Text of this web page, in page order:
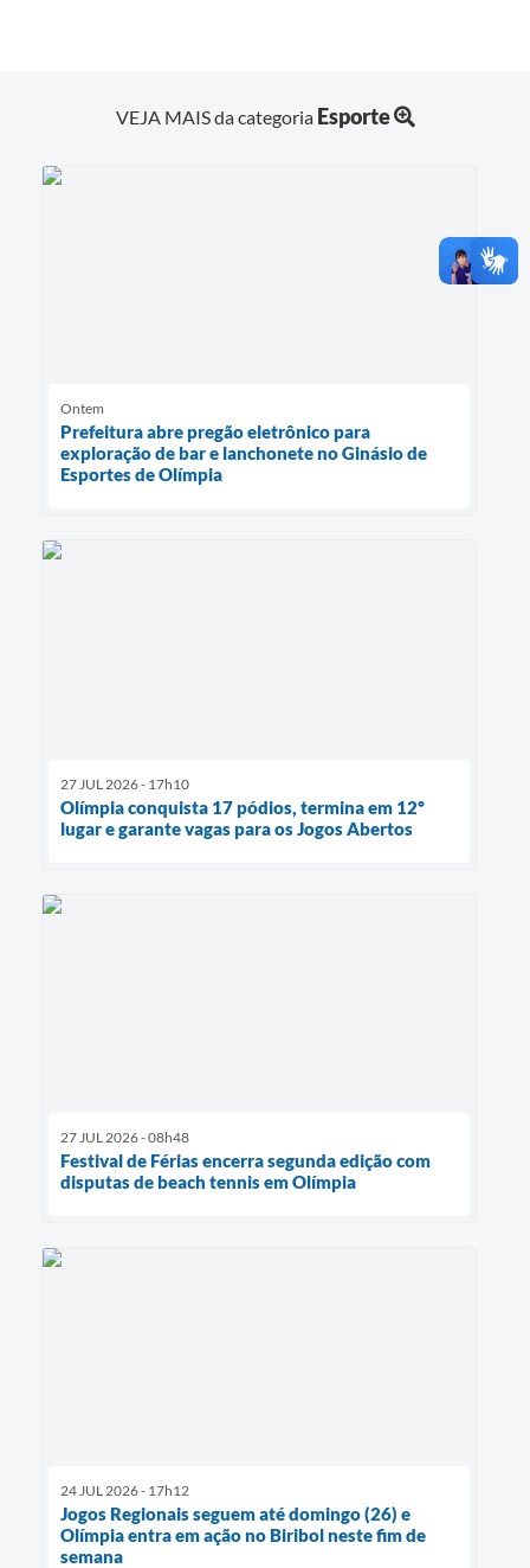
VEJA MAIS da categoria Esporte
Ontem
Prefeitura abre pregão eletrônico para
exploração de bar e lanchonete no Ginásio de
Esportes de Olímpia
27 JUL 2026 - 17h10
Olímpia conquista 17 pódios, termina em 12º
lugar e garante vagas para os Jogos Abertos
27 JUL 2026 - 08h48
Festival de Férias encerra segunda edição com
disputas de beach tennis em Olímpia
24 JUL 2026 - 17h12
Jogos Regionais seguem até domingo (26) e
Olímpia entra em ação no Biribol neste fim de
semana